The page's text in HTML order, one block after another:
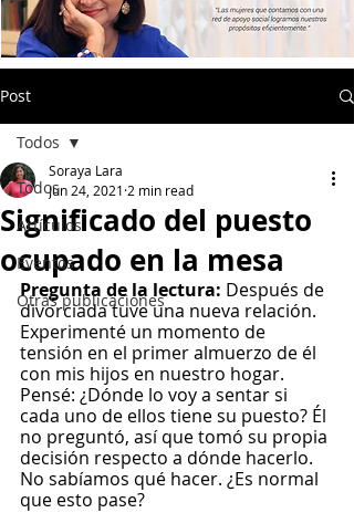
Post
Todos
Artículos
Eventos
Otras publicaciones
Todos
Significado del puesto
ocupado en la mesa
Soraya Lara
Jun 24, 2021 2 min read
Pregunta de la lectura: Después de
divorciada tuve una nueva relación.
Experimenté un momento de
tensión en el primer almuerzo de él
con mis hijos en nuestro hogar.
Pensé: ¿Dónde lo voy a sentar si
cada uno de ellos tiene su puesto? Él
no preguntó, así que tomó su propia
decisión respecto a dónde hacerlo.
No sabíamos qué hacer. ¿Es normal
que esto pase?